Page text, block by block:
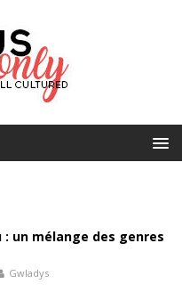
: un mélange des genres
Gwladys